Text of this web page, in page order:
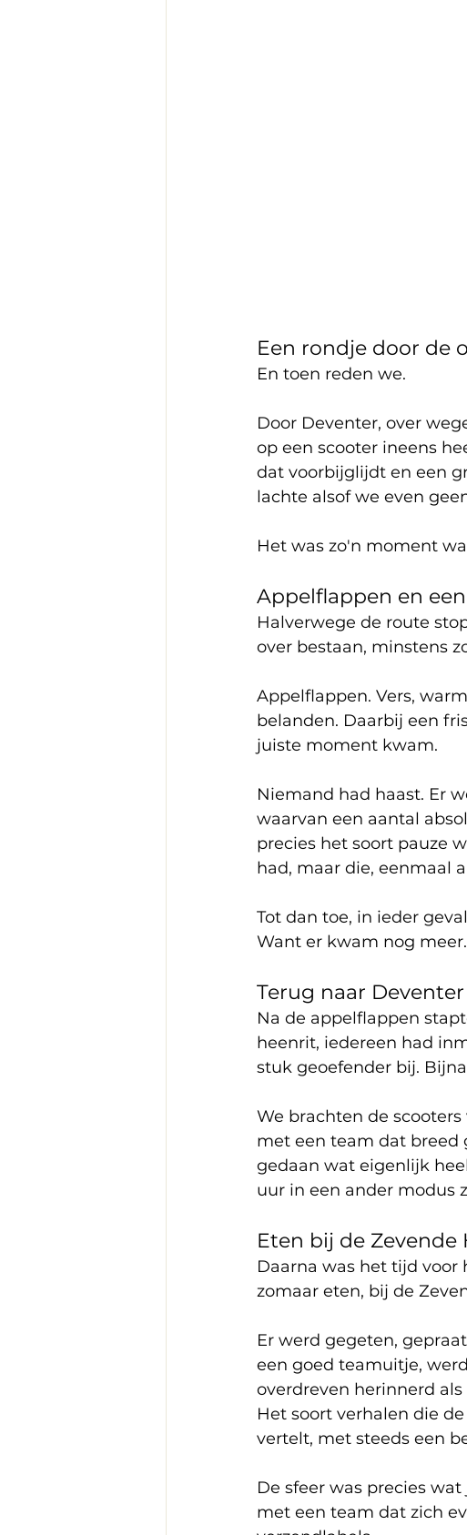
Een rondje door de
En toen reden we.
Door Deventer, over
op een scooter ineens
dat voorbijglijdt en een
lachte alsof we even
Het was zo'n moment
Appelflappen en
Halverwege de route
over bestaan, minstens
Appelflappen. Vers,
belanden. Daarbij een
juiste moment kwam.
Niemand had haast. Er
waarvan een aantal
precies het soort pauze
had, maar die, eenmaal
Tot dan toe, in ieder
Want er kwam nog meer.
Terug naar
Na de appelflappen
heenrit, iedereen had
stuk geoefender bij.
We brachten de
met een team dat breed
gedaan wat eigenlijk
uur in een ander modus
Eten bij de Zevende
Daarna was het tijd voor
zomaar eten, bij de
Er werd gegeten,
een goed teamuitje,
overdreven herinnerd
Het soort verhalen die
vertelt, met steeds een
De sfeer was precies
met een team dat zich